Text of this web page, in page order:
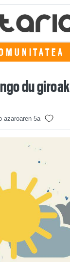
du giroak
azaroaren 5a